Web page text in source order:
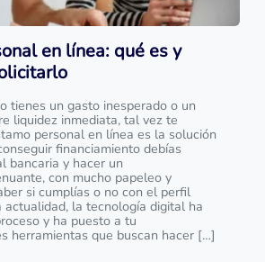
en línea: qué es y
tienes un gasto inesperado o un
liquidez inmediata, tal vez te
personal en línea es la solución
financiamiento debías
bancaria y hacer un
con mucho papeleo y
si cumplías o no con el perfil
la tecnología digital ha
y ha puesto a tu
herramientas que buscan hacer […]